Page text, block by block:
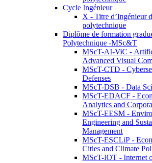
Cycle Ingénieur
X - Titre d’Ingénieur
polytechnique
Diplôme de formation
Polytechnique -MSc&T
MScT-AI-ViC -
Advanced Visual
MScT-CTD -
Defenses
MScT-DSB - Data
MScT-EDACF -
Analytics and
MScT-EESM -
Engineering and
Management
MScT-ESCLiP -
Cities and Climate
MScT-IOT - Internet